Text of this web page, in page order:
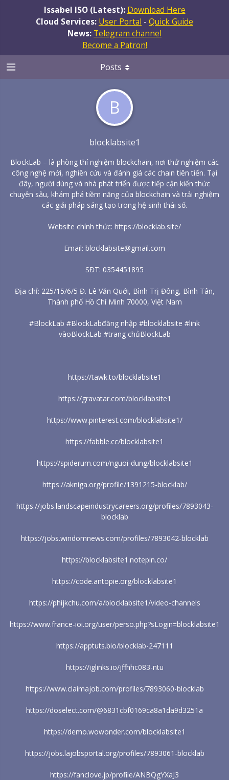
Issabel ISO (Latest): Download Here
Cloud Services: User Portal - Quick Guide
News: Telegram channel
Become a Patron!
B
blocklabsite1
BlockLab – là phòng thí nghiệm blockchain, nơi thử nghiệm các
công nghệ mới, nghiên cứu và đánh giá các chain tiên tiến. Tại
đây, người dùng và nhà phát triển được tiếp cận kiến thức
chuyên sâu, khám phá tiềm năng của blockchain và trải nghiệm
các giải pháp sáng tạo trong hệ sinh thái số.
Website chính thức: https://blocklab.site/
Email: blocklabsite@gmail.com
SĐT: 0354451895
Địa chỉ: 225/15/6/5 Đ. Lê Văn Quới, Bình Trị Đông, Bình Tân,
Thành phố Hồ Chí Minh 70000, Việt Nam
#BlockLab #BlockLabđăng nhập #blocklabsite #link
vàoBlockLab #trang chủBlockLab
https://tawk.to/blocklabsite1
https://gravatar.com/blocklabsite1
https://www.pinterest.com/blocklabsite1/
https://fabble.cc/blocklabsite1
https://spiderum.com/nguoi-dung/blocklabsite1
https://akniga.org/profile/1391215-blocklab/
https://jobs.landscapeindustrycareers.org/profiles/7893043-
blocklab
https://jobs.windomnews.com/profiles/7893042-blocklab
https://blocklabsite1.notepin.co/
https://code.antopie.org/blocklabsite1
https://phijkchu.com/a/blocklabsite1/video-channels
https://www.france-ioi.org/user/perso.php?sLogin=blocklabsite1
https://apptuts.bio/blocklab-247111
https://iglinks.io/jffhhc083-ntu
https://www.claimajob.com/profiles/7893060-blocklab
https://doselect.com/@6831cbf0169ca8a1da9d3251a
https://demo.wowonder.com/blocklabsite1
https://jobs.lajobsportal.org/profiles/7893061-blocklab
https://fanclove.jp/profile/ANBQgYXaJ3
Posts